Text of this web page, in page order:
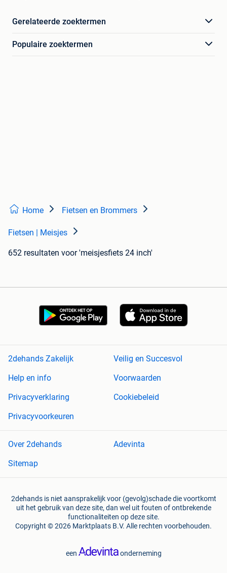
Gerelateerde zoektermen
Populaire zoektermen
Home Fietsen en Brommers
Fietsen | Meisjes
652 resultaten voor 'meisjesfiets 24 inch'
2dehands Zakelijk
Veilig en Succesvol
Help en info
Voorwaarden
Privacyverklaring
Cookiebeleid
Privacyvoorkeuren
Over 2dehands
Adevinta
Sitemap
2dehands is niet aansprakelijk voor (gevolg)schade die voortkomt
uit het gebruik van deze site, dan wel uit fouten of ontbrekende
functionaliteiten op deze site.
Copyright © 2026 Marktplaats B.V. Alle rechten voorbehouden.
een onderneming